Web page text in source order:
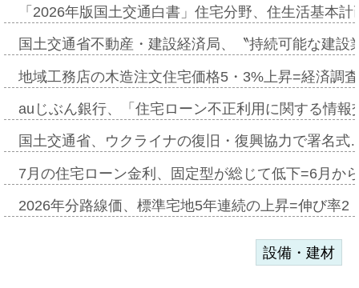
「2026年版国土交通白書」住宅分野、住生活基本
国土交通省不動産・建設経済局、〝持続可能な建
地域工務店の木造注文住宅価格5・3%上昇=経済調
auじぶん銀行、「住宅ローン不正利用に関する情
国土交通省、ウクライナの復旧・復興協力で署名
7月の住宅ローン金利、固定型が総じて低下=6月か
2026年分路線価、標準宅地5年連続の上昇=伸び率
設備・建材